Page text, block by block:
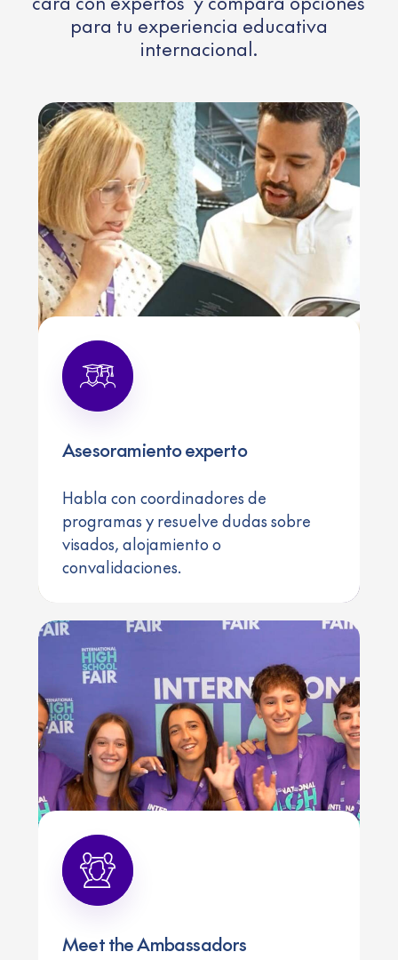
para tu experiencia educativa
internacional.
Asesoramiento experto
Habla con coordinadores de
programas y resuelve dudas sobre
visados, alojamiento o
convalidaciones.
Meet the Ambassadors